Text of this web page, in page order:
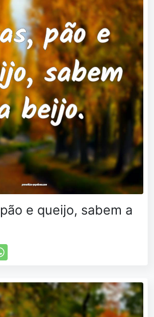
e queijo, sabem a